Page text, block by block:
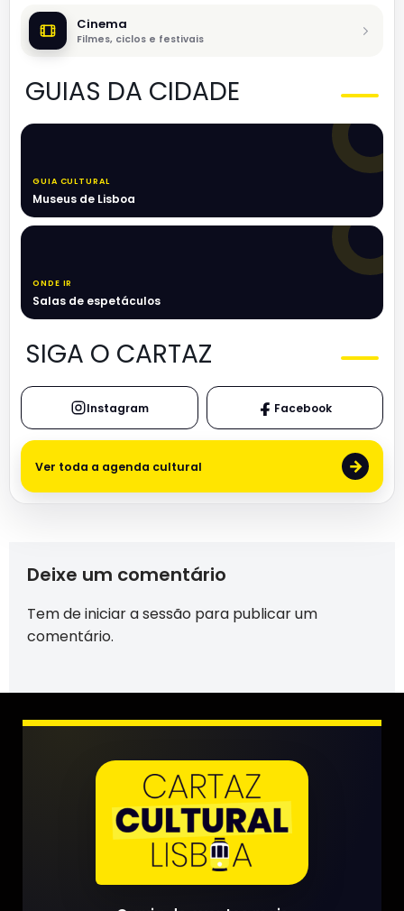
Cinema
Filmes, ciclos e festivais
GUIAS DA CIDADE
GUIA CULTURAL
Museus de Lisboa
ONDE IR
Salas de espetáculos
SIGA O CARTAZ
Instagram Facebook
Ver toda a agenda cultural →
Deixe um comentário
Tem deiniciar a sessão para publicar um
comentário.